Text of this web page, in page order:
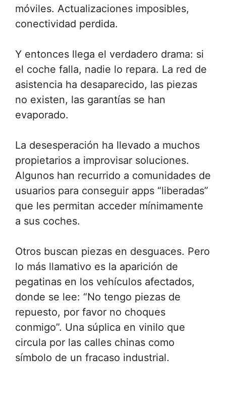
móviles. Actualizaciones imposibles,
conectividad perdida.
Y entonces llega el verdadero drama: si
el coche falla, nadie lo repara. La red de
asistencia ha desaparecido, las piezas
no existen, las garantías se han
evaporado.
La desesperación ha llevado a muchos
propietarios a improvisar soluciones.
Algunos han recurrido a comunidades de
usuarios para conseguir apps “liberadas”
que les permitan acceder mínimamente
a sus coches.
Otros buscan piezas en desguaces. Pero
lo más llamativo es la aparición de
pegatinas en los vehículos afectados,
donde se lee: “No tengo piezas de
repuesto, por favor no choques
conmigo”. Una súplica en vinilo que
circula por las calles chinas como
símbolo de un fracaso industrial.